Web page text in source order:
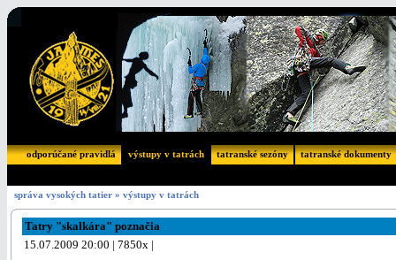
odporúčané pravidlá výstupy v tatrách tatranské sezóny tatranské dokumenty
správa vysokých tatier » výstupy v tatrách
Tatry "skalkára" poznačia
15.07.2009 20:00 | 7850x |